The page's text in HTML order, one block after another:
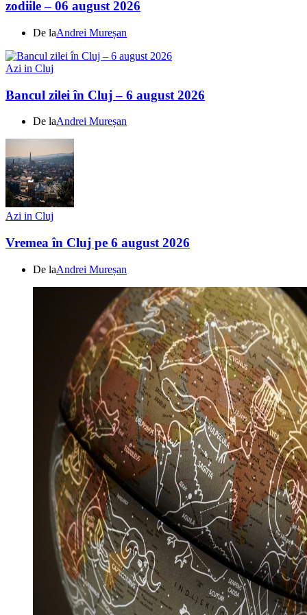
zodiile – 06 august 2026
De laAndrei Mureșan
Azi in Cluj
Bancul zilei în Cluj – 6 august 2026
De laAndrei Mureșan
Azi in Cluj
Vremea în Cluj pe 6 august 2026
De laAndrei Mureșan